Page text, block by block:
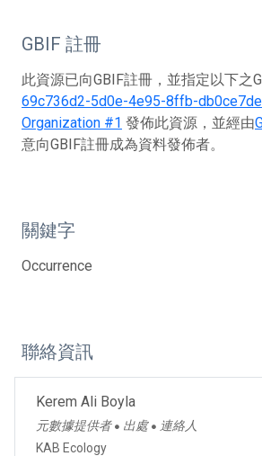
GBIF 註冊
此資源已向GBIF註冊，並指定以下之
69c736d2-5d0e-4e95-8ffb-
Organization #1 發佈此資源，並經由
意向GBIF註冊成為資料發佈者。
關鍵字
Occurrence
聯絡資訊
Kerem Ali Boyla
元數據提供者 ● 出處 ● 連絡人
KAB Ecology